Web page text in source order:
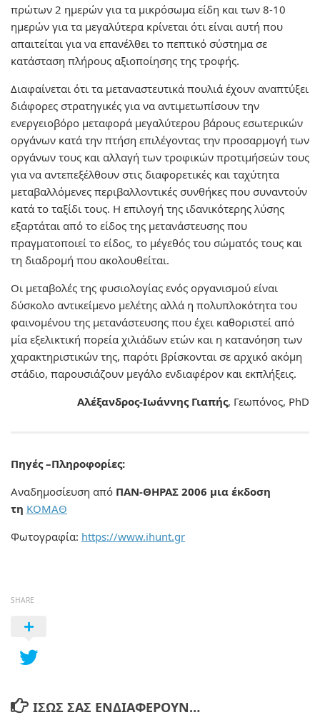
πρώτων 2 ημερών για τα μικρόσωμα είδη και των 8-10
ημερών για τα μεγαλύτερα κρίνεται ότι είναι αυτή που
απαιτείται για να επανέλθει το πεπτικό σύστημα σε
κατάσταση πλήρους αξιοποίησης της τροφής.
Διαφαίνεται ότι τα μεταναστευτικά πουλιά έχουν αναπτύξει
διάφορες στρατηγικές για να αντιμετωπίσουν την
ενεργειοβόρο μεταφορά μεγαλύτερου βάρους εσωτερικών
οργάνων κατά την πτήση επιλέγοντας την προσαρμογή των
οργάνων τους και αλλαγή των τροφικών προτιμήσεών τους
για να αντεπεξέλθουν στις διαφορετικές και ταχύτητα
μεταβαλλόμενες περιβαλλοντικές συνθήκες που συναντούν
κατά το ταξίδι τους. Η επιλογή της ιδανικότερης λύσης
εξαρτάται από το είδος της μετανάστευσης που
πραγματοποιεί το είδος, το μέγεθός του σώματός τους και
τη διαδρομή που ακολουθείται.
Οι μεταβολές της φυσιολογίας ενός οργανισμού είναι
δύσκολο αντικείμενο μελέτης αλλά η πολυπλοκότητα του
φαινομένου της μετανάστευσης που έχει καθοριστεί από
μία εξελικτική πορεία χιλιάδων ετών και η κατανόηση των
χαρακτηριστικών της, παρότι βρίσκονται σε αρχικό ακόμη
στάδιο, παρουσιάζουν μεγάλο ενδιαφέρον και εκπλήξεις.
Αλέξανδρος-Ιωάννης Γιαπής, Γεωπόνος, PhD
Πηγές –Πληροφορίες:
Αναδημοσίευση από ΠΑΝ-ΘΗΡΑΣ 2006 μια έκδοση
τη ΚΟΜΑΘ
Φωτογραφία: https://www.ihunt.gr
SHARE
ΊΣΩΣ ΣΑΣ ΕΝΔΙΑΦΈΡΟΥΝ…